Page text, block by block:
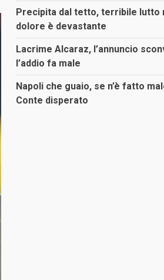
Precipita dal tetto, terribile lutto
dolore è devastante
Lacrime Alcaraz, l’annuncio
l’addio fa male
Napoli che guaio, se n’è fatto
Conte disperato